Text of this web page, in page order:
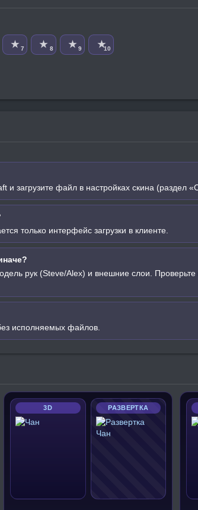
★ 7 ★ 8 ★ 9 ★10
и загрузите файл в настройках скина (раздел
только интерфейс загрузки в клиенте.
рук (Steve/Alex) и внешние слои.
исполняемых файлов.
3D РАЗВЕРТКА